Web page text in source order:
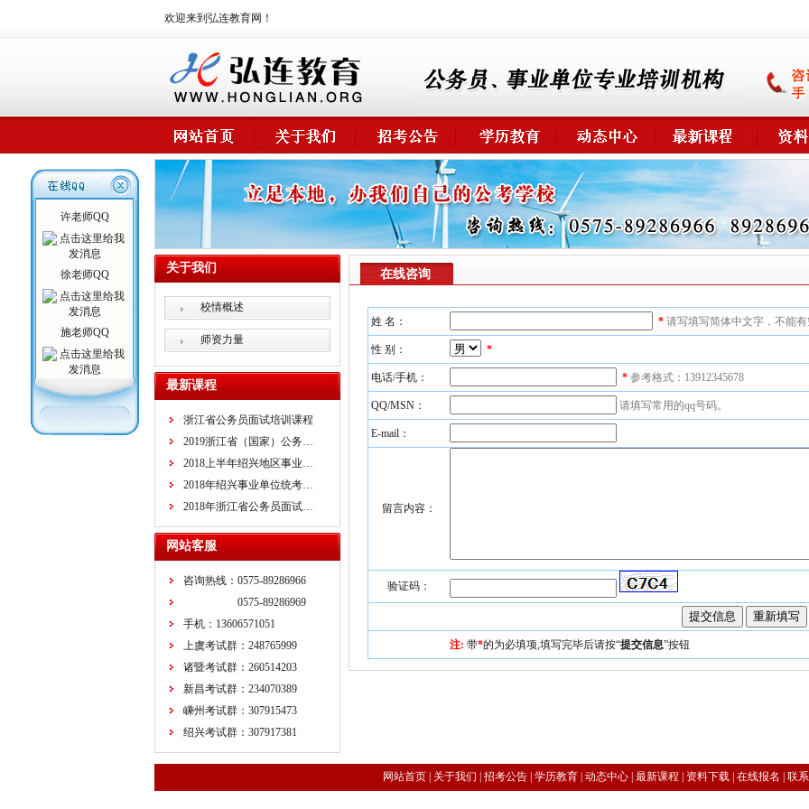
欢迎来到弘连教育网！
关于我们
校情概述
师资力量
最新课程
浙江省公务员面试培训课程
2019浙江省（国家）公务…
2018上半年绍兴地区事业…
2018年绍兴事业单位统考…
2018年浙江省公务员面试…
网站客服
咨询热线：0575-89286966
0575-89286969
手机：13606571051
上虞考试群：248765999
诸暨考试群：260514203
新昌考试群：234070389
嵊州考试群：307915473
绍兴考试群：307917381
在线咨询
姓 名： * 请写填写简体中文字，不能有
性 别： *
电话/手机： * 参考格式：13912345678
QQ/MSN： 请填写常用的qq号码。
E-mail：
留言内容：
验证码：
注: 带*的为必填项,填写完毕后请按“提交信息”按钮
网站首页 关于我们 招考公告 学历教育 动态中心 最新课程 资料下载 在线报名 联
许老师QQ
徐老师QQ
施老师QQ